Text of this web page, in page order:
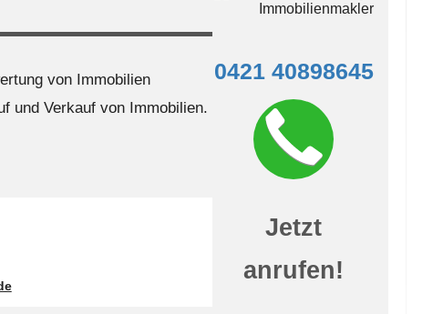
von Immobilien
und Verkauf von Immobilien.
0421 40898645
Jetzt
anrufen!